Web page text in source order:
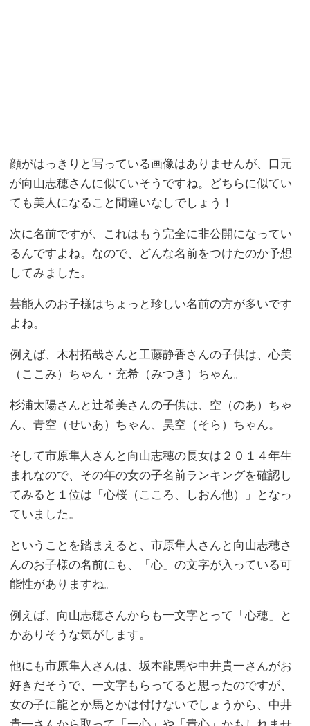
顔がはっきりと写っている画像はありませんが、口元
が向山志穂さんに似ていそうですね。どちらに似てい
ても美人になること間違いなしでしょう！
次に名前ですが、これはもう完全に非公開になってい
るんですよね。なので、どんな名前をつけたのか予想
してみました。
芸能人のお子様はちょっと珍しい名前の方が多いです
よね。
例えば、木村拓哉さんと工藤静香さんの子供は、心美
（ここみ）ちゃん・充希（みつき）ちゃん。
杉浦太陽さんと辻希美さんの子供は、空（のあ）ちゃ
ん、青空（せいあ）ちゃん、昊空（そら）ちゃん。
そして市原隼人さんと向山志穂の長女は２０１４年生
まれなので、その年の女の子名前ランキングを確認し
てみると１位は「心桜（こころ、しおん他）」となっ
ていました。
ということを踏まえると、市原隼人さんと向山志穂さ
んのお子様の名前にも、「心」の文字が入っている可
能性がありますね。
例えば、向山志穂さんからも一文字とって「心穂」と
かありそうな気がします。
他にも市原隼人さんは、坂本龍馬や中井貴一さんがお
好きだそうで、一文字もらってると思ったのですが、
女の子に龍とか馬とかは付けないでしょうから、中井